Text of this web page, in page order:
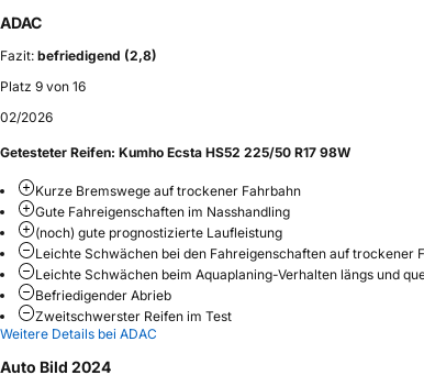
ADAC
Fazit: befriedigend (2,8)
Platz 9 von 16
02/2026
Getesteter Reifen: Kumho Ecsta HS52 225/50 R17 98W
Kurze Bremswege auf trockener Fahrbahn
Gute Fahreigenschaften im Nasshandling
(noch) gute prognostizierte Laufleistung
Leichte Schwächen bei den Fahreigenschaften auf trockener
Leichte Schwächen beim Aquaplaning-Verhalten längs und
Befriedigender Abrieb
Zweitschwerster Reifen im Test
Weitere Details bei ADAC
Auto Bild 2024